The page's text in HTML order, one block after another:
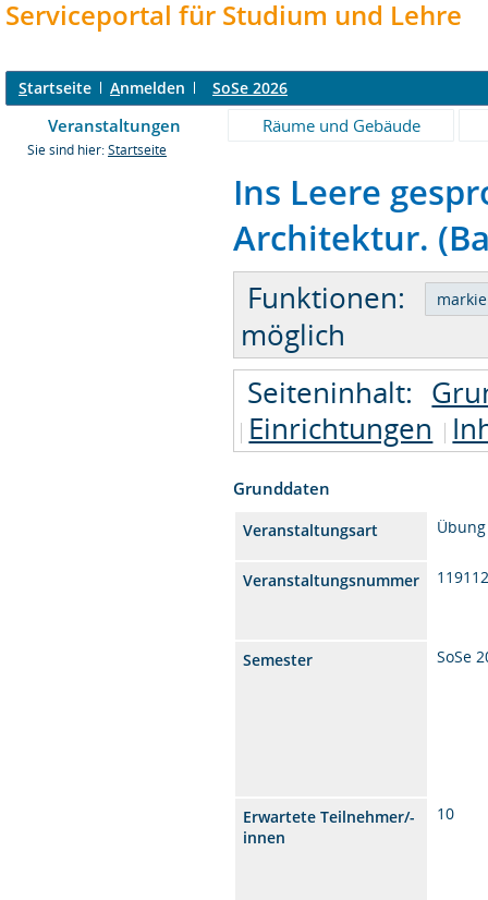
Serviceportal für Studium und Lehre
Startseite Anmelden SoSe 2026
Veranstaltungen Räume und Gebäude
Sie sind hier: Startseite
Ins Leere
Architektur.
Funktionen:
möglich
Seiteninhalt:
Einrichtungen
Grunddaten
Veranstaltungsart Übung
Veranstaltungsnummer
Semester SoSe
Erwartete Teilnehmer/-
innen
10